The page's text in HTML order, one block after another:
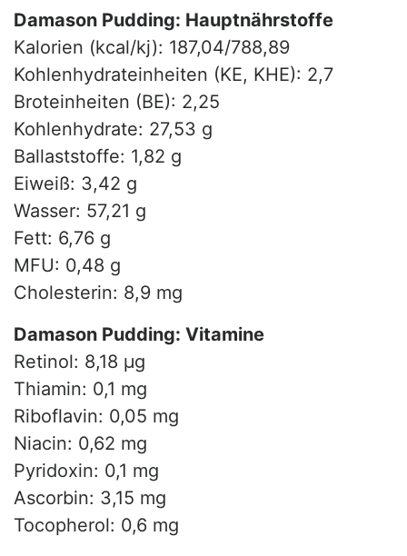
Damason Pudding: Hauptnährstoffe
Kalorien (kcal/kj): 187,04/788,89
Kohlenhydrateinheiten (KE, KHE): 2,7
Broteinheiten (BE): 2,25
Kohlenhydrate: 27,53 g
Ballaststoffe: 1,82 g
Eiweiß: 3,42 g
Wasser: 57,21 g
Fett: 6,76 g
MFU: 0,48 g
Cholesterin: 8,9 mg
Damason Pudding: Vitamine
Retinol: 8,18 µg
Thiamin: 0,1 mg
Riboflavin: 0,05 mg
Niacin: 0,62 mg
Pyridoxin: 0,1 mg
Ascorbin: 3,15 mg
Tocopherol: 0,6 mg